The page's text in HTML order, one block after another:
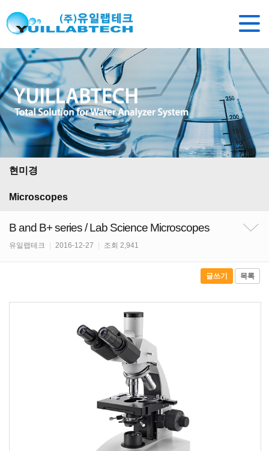
현미경
Microscopes
B and B+ series / Lab Science Microscopes
유일랩테크 2016-12-27 조회 2,941
글쓰기 목록